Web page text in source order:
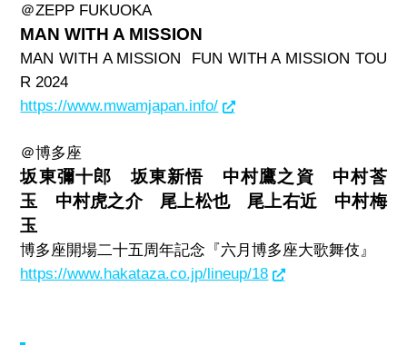
＠ZEPP FUKUOKA
MAN WITH A MISSION
MAN WITH A MISSION FUN WITH A MISSION TOU
R 2024
https://www.mwamjapan.info/
＠博多座
坂東彌十郎 坂東新悟 中村鷹之資 中村莟
玉 中村虎之介 尾上松也 尾上右近 中村梅
玉
博多座開場二十五周年記念『六月博多座大歌舞伎』
https://www.hakataza.co.jp/lineup/18